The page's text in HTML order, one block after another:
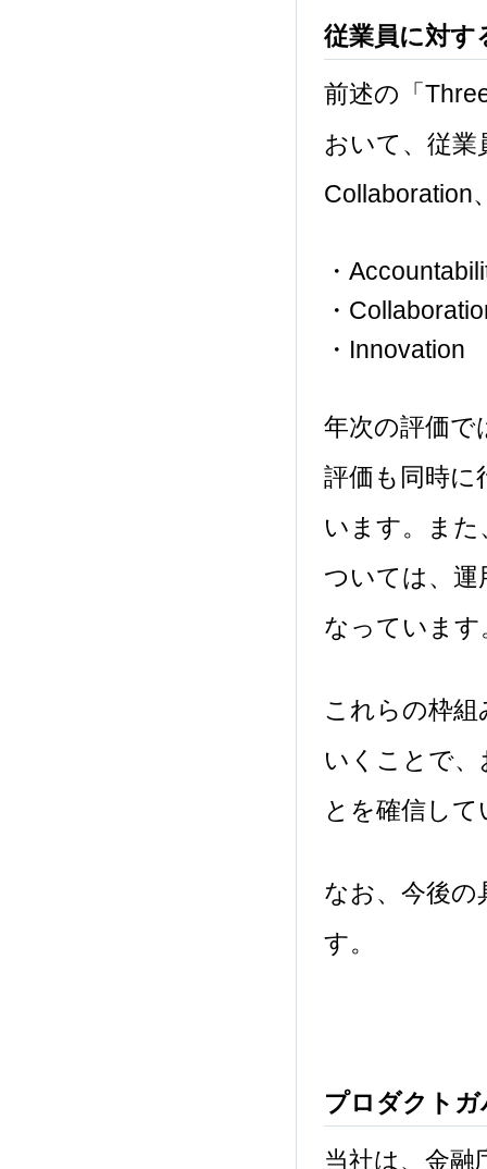
従業員に対す
前述の「
おいて、従業
Collaboration
・
・
・
年次の評価で
評価も同時に
います。ま
ついては、
なっています
これらの枠組
いくことで
とを確信し
なお、今後
す。
プロダクト
当社は、金融